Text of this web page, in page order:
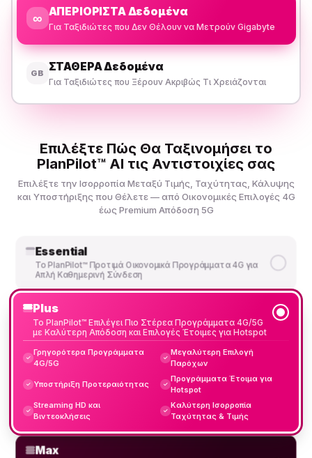
∞ ΑΠΕΡΙΟΡΙΣΤΑ Δεδομένα
Για Ταξιδιώτες που Δεν Θέλουν να Μετρούν Gigabyte
GB ΣΤΑΘΕΡΑ Δεδομένα
Για Ταξιδιώτες που Ξέρουν Ακριβώς Τι Χρειάζονται
Επιλέξτε Πώς Θα Ταξινομήσει το
PlanPilot™ AI τις Αντιστοιχίες σας
Επιλέξτε την Ισορροπία Μεταξύ Τιμής, Ταχύτητας, Κάλυψης
και Υποστήριξης που Θέλετε — από Οικονομικές Επιλογές 4G
έως Premium Απόδοση 5G
Essential
Το PlanPilot™ Προτιμά Οικονομικά Προγράμματα 4G για
Απλή Καθημερινή Σύνδεση
Plus
Το PlanPilot™ Επιλέγει Πιο Στέρεα Προγράμματα 4G/5G
με Καλύτερη Απόδοση και Επιλογές Έτοιμες για Hotspot
✓
Γρηγορότερα Προγράμματα
4G/5G
✓
Μεγαλύτερη Επιλογή
Παρόχων
✓ Υποστήριξη Προτεραιότητας ✓
Προγράμματα Έτοιμα για
Hotspot
✓
Streaming HD και
Βιντεοκλήσεις
✓
Καλύτερη Ισορροπία
Ταχύτητας & Τιμής
Max